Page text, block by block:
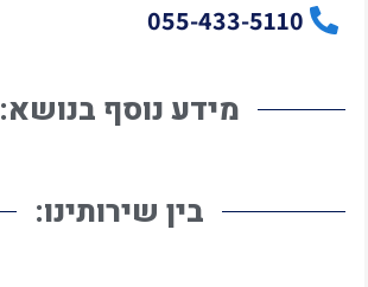
055-433-5110
מידע נוסף בנושא:
בין שירותינו: